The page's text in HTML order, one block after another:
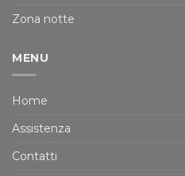
Zona notte
MENU
Home
Assistenza
Contatti